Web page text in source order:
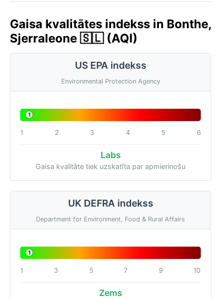
Gaisa kvalitātes indekss in Bonthe,
Sjerraleone 🇸🇱 (AQI)
US EPA indekss
Environmental Protection Agency
1
1 2 3 4 5 6
Labs
Gaisa kvalitāte tiek uzskatīta par apmierinošu
UK DEFRA indekss
Department for Environment, Food & Rural Affairs
1
1 3 5 7 9 10
Zems